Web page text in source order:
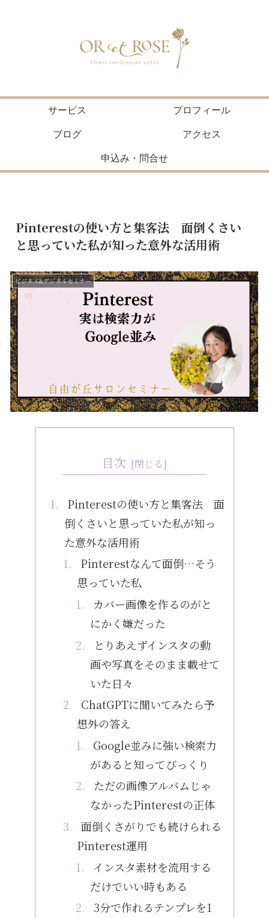
サービス プロフィール
ブログ アクセス
申込み・問合せ
Pinterestの使い方と集客法 面倒くさい
と思っていた私が知った意外な活用術
ビジネス&デジタルセミナー
目次
Pinterestの使い方と集客法 面
倒くさいと思っていた私が知っ
た意外な活用術
Pinterestなんて面倒…そう
思っていた私
カバー画像を作るのがと
にかく嫌だった
とりあえずインスタの動
画や写真をそのまま載せて
いた日々
ChatGPTに聞いてみたら予
想外の答え
Google並みに強い検索力
があると知ってびっくり
ただの画像アルバムじゃ
なかったPinterestの正体
面倒くさがりでも続けられる
Pinterest運用
インスタ素材を流用する
だけでいい時もある
3分で作れるテンプレを1